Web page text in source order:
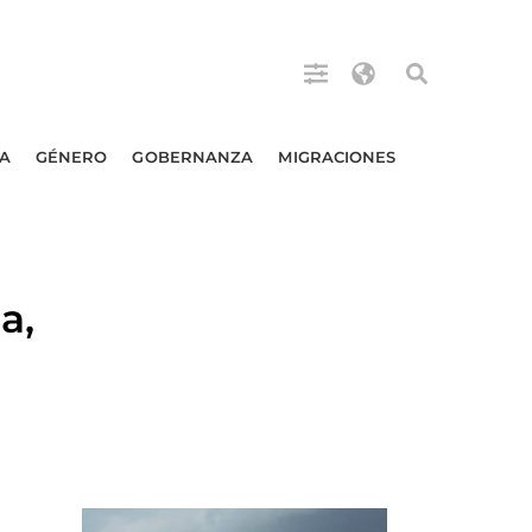
GÉNERO GOBERNANZA MIGRACIONES